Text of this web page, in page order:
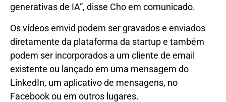
generativas de IA”, disse Cho em comunicado.
Os vídeos emvid podem ser gravados e enviados
diretamente da plataforma da startup e também
podem ser incorporados a um cliente de email
existente ou lançado em uma mensagem do
LinkedIn, um aplicativo de mensagens, no
Facebook ou em outros lugares.